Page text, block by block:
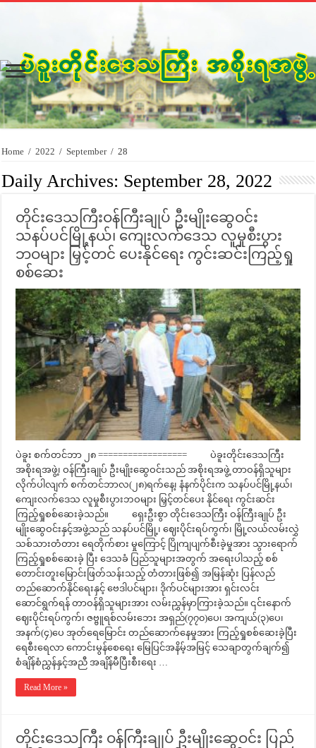
Home / 2022 / September / 28
Daily Archives: September 28, 2022
တိုင်းဒေသကြီးဝန်ကြီးချုပ် ဦးမျိုးဆွေဝင်း
သနပ်ပင်မြို့နယ်၊ ကျေးလက်ဒေသ လူမှုစီးပွား
ဘဝများ မြှင့်တင် ပေးနိုင်ရေး ကွင်းဆင်းကြည့်ရှု
စစ်ဆေး
ပဲခူး စက်တင်ဘာ ၂၈ ================== ပဲခူးတိုင်းဒေသကြီး
အစိုးရအဖွဲ့၊ ဝန်ကြီးချုပ် ဦးမျိုးဆွေဝင်းသည် အစိုးရအဖွဲ့ တာဝန်ရှိသူများ
လိုက်ပါလျက် စက်တင်ဘာလ(၂၈)ရက်နေ့၊ နံနက်ပိုင်းက သနပ်ပင်မြို့နယ်၊
ကျေးလက်ဒေသ လူမှုစီးပွားဘဝများ မြှင့်တင်ပေး နိုင်ရေး ကွင်းဆင်း
ကြည့်ရှုစစ်ဆေးခဲ့သည်။ ရှေးဦးစွာ တိုင်းဒေသကြီး ဝန်ကြီးချုပ် ဦး
မျိုးဆွေဝင်းနှင့်အဖွဲ့သည် သနပ်ပင်မြို့၊ ဈေးပိုင်းရပ်ကွက်၊ မြို့လယ်လမ်းလွှဲ
သစ်သားတံတား ရေတိုက်စား မှုကြောင့် ပြိုကျပျက်စီးခဲ့မှုအား သွားရောက်
ကြည့်ရှုစစ်ဆေးခဲ့ ပြီး ဒေသခံ ပြည်သူများအတွက် အရေးပါသည့် စစ်
တောင်းတူးမြောင်းဖြတ်သန်းသည့် တံတားဖြစ်၍ အမြန်ဆုံး ပြန်လည်
တည်ဆောက်နိုင်ရေးနှင့် ဗေဒါပင်များ၊ ဒိုက်ပင်များအား ရှင်းလင်း
ဆောင်ရွက်ရန် တာဝန်ရှိသူများအား လမ်းညွှန်မှာကြားခဲ့သည်။ ၎င်းနောက်
ဈေးပိုင်းရပ်ကွက်၊ ဇဗ္ဗူရစ်လမ်းဘေး အရှည်(၇၇၀)ပေ၊ အကျယ်(၃)ပေ၊
အနက်(၄)ပေ အုတ်ရေမြောင်း တည်ဆောက်နေမှုအား ကြည့်ရှုစစ်ဆေးခဲ့ပြီး
ရေစီးရေလာ ကောင်းမွန်စေရေး မြေပြင်အနိမ့်အမြင့် သေချာတွက်ချက်၍
စံချိန်စံညွှန်နှင့်အညီ အချိန်မီပြီးစီးရေး …
Read More »
တိုင်းဒေသကြီး ဝန်ကြီးချုပ် ဦးမျိုးဆွေဝင်း ပြည်